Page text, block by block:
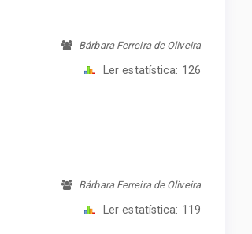
Bárbara Ferreira de Oliveira
Ler estatística: 126
Bárbara Ferreira de Oliveira
Ler estatística: 119